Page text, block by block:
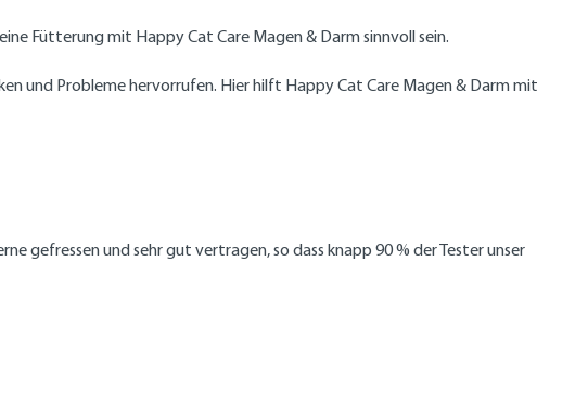
Fütterung mit Happy Cat Care Magen & Darm sinnvoll sein.
und Probleme hervorrufen. Hier hilft Happy Cat Care Magen & Darm mit
gefressen und sehr gut vertragen, so dass knapp 90 % der Tester unser